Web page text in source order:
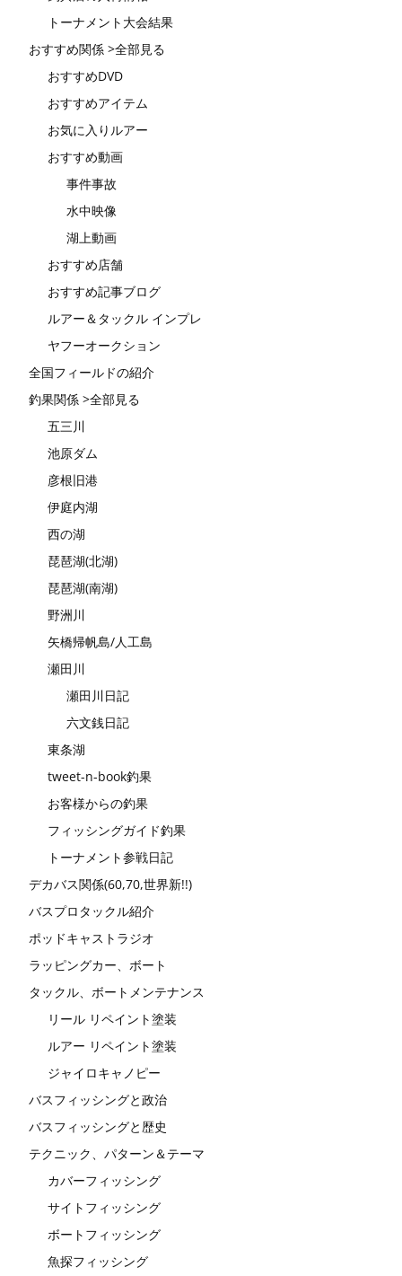
トーナメント大会結果
おすすめ関係 >全部見る
おすすめDVD
おすすめアイテム
お気に入りルアー
おすすめ動画
事件事故
水中映像
湖上動画
おすすめ店舗
おすすめ記事ブログ
ルアー＆タックル インプレ
ヤフーオークション
全国フィールドの紹介
釣果関係 >全部見る
五三川
池原ダム
彦根旧港
伊庭内湖
西の湖
琵琶湖(北湖)
琵琶湖(南湖)
野洲川
矢橋帰帆島/人工島
瀬田川
瀬田川日記
六文銭日記
東条湖
tweet-n-book釣果
お客様からの釣果
フィッシングガイド釣果
トーナメント参戦日記
デカバス関係(60,70,世界新!!)
バスプロタックル紹介
ポッドキャストラジオ
ラッピングカー、ボート
タックル、ボートメンテナンス
リール リペイント塗装
ルアー リペイント塗装
ジャイロキャノピー
バスフィッシングと政治
バスフィッシングと歴史
テクニック、パターン＆テーマ
カバーフィッシング
サイトフィッシング
ボートフィッシング
魚探フィッシング